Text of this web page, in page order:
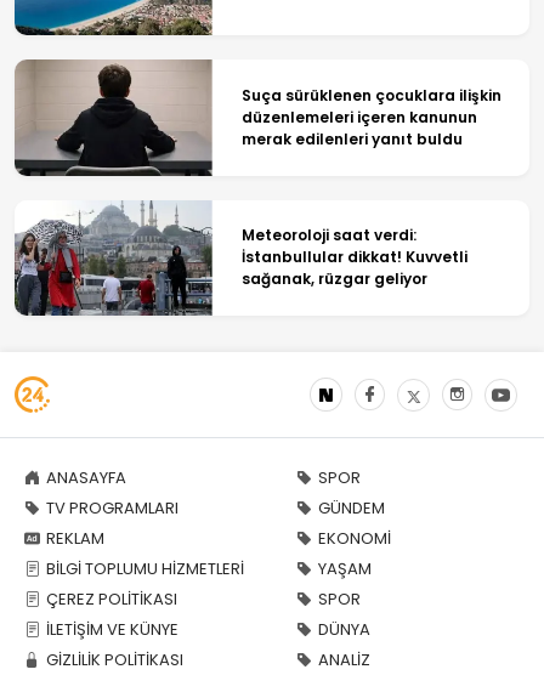
Suça sürüklenen çocuklara ilişkin
düzenlemeleri içeren kanunun
merak edilenleri yanıt buldu
Meteoroloji saat verdi:
İstanbullular dikkat! Kuvvetli
sağanak, rüzgar geliyor
ANASAYFA
TV PROGRAMLARI
REKLAM
BİLGİ TOPLUMU HİZMETLERİ
ÇEREZ POLİTİKASI
İLETİŞİM VE KÜNYE
GİZLİLİK POLİTİKASI
SPOR
GÜNDEM
EKONOMİ
YAŞAM
SPOR
DÜNYA
ANALİZ